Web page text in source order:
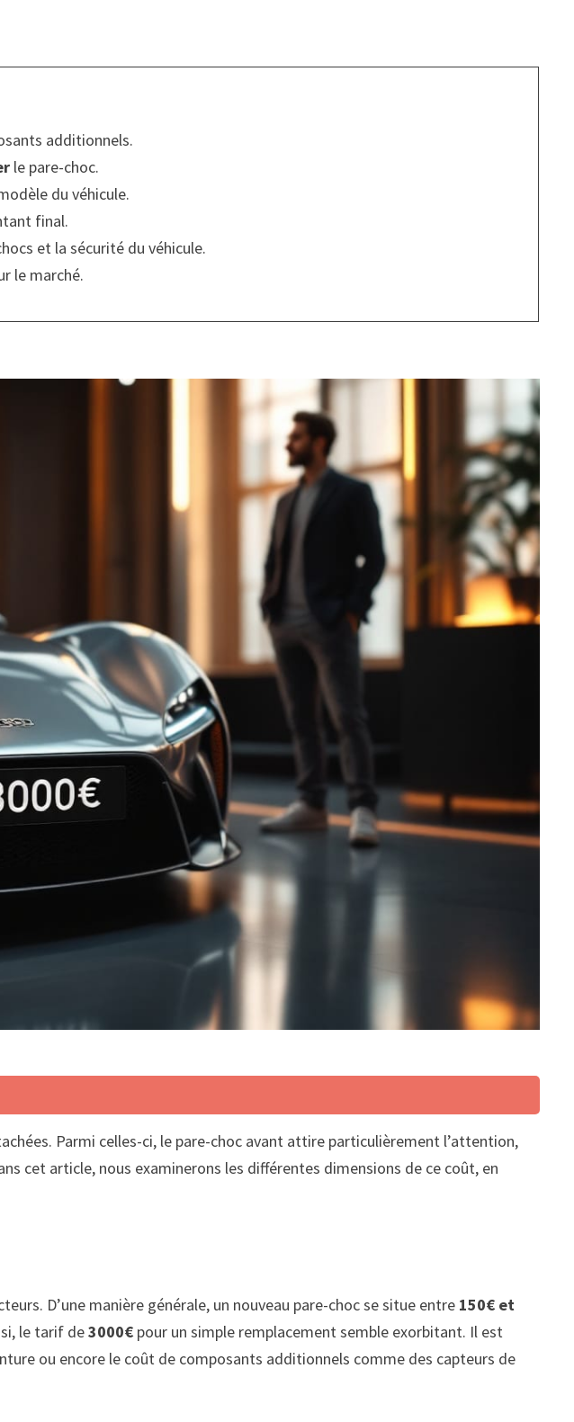
additionnels.
le pare-choc.
du véhicule.
final.
et la sécurité du véhicule.
le marché.
Parmi celles-ci, le pare-choc avant attire particulièrement l’attention,
cet article, nous examinerons les différentes dimensions de ce coût, en
D’une manière générale, un nouveau pare-choc se situe entre 150€ et
le tarif de3000€ pour un simple remplacement semble exorbitant. Il est
ou encore le coût de composants additionnels comme des capteurs de